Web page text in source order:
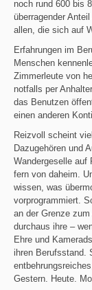
noch rund 600 bis
überragender
allen, die sich auf
Erfahrungen im
Menschen
Zimmerleute von
notfalls per
das Benutzen
einen anderen
Reizvoll scheint
Dazugehören und
Wandergeselle auf
fern von daheim.
wissen, was
vorprogrammiert.
an der Grenze
durchaus ihre –
Ehre und
ihren Berufsstand.
Gestern. Heute.